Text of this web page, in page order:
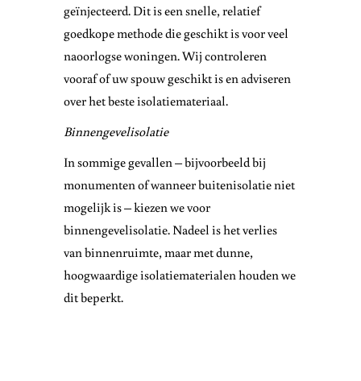
geïnjecteerd. Dit is een snelle, relatief
goedkope methode die geschikt is voor veel
naoorlogse woningen. Wij controleren
vooraf of uw spouw geschikt is en adviseren
over het beste isolatiemateriaal.
Binnengevelisolatie
In sommige gevallen – bijvoorbeeld bij
monumenten of wanneer buitenisolatie niet
mogelijk is – kiezen we voor
binnengevelisolatie. Nadeel is het verlies
van binnenruimte, maar met dunne,
hoogwaardige isolatiematerialen houden we
dit beperkt.